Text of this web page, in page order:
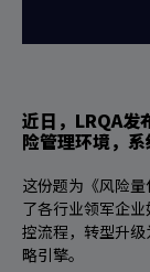
近日，LRQA发
险管理环境，
这份题为《风险
了各行业领军企
控流程，转型升
略引擎。